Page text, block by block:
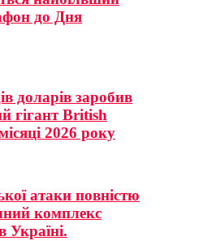
до Дня
доларів заробив
гігант British
2026 року
атаки повністю
комплекс
Україні.